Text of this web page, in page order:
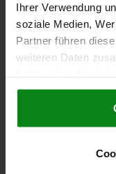
Ihrer Verwendung
soziale Medien,
Partner führen
weiteren Daten
gesammelt haben.
STIRNZAHNRAD
MODUL=1
D=22 D2 MAX.=8